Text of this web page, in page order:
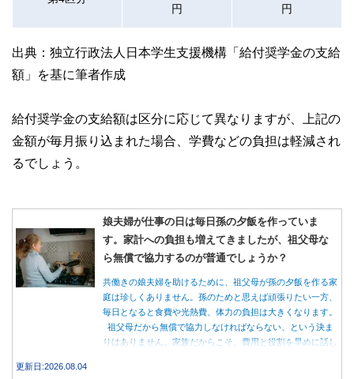
円
円
出典：独立行政法人日本学生支援機構「給付奨学金の支給
額」を基に筆者作成
給付奨学金の支給額は区分に応じて異なりますが、上記の
金額が毎月振り込まれた場合、学費などの負担は軽減され
るでしょう。
娘夫婦が仕事の日は毎日孫の夕飯を作っていま
す。家計への負担も増えてきましたが、祖父母な
ら無償で協力するのが普通でしょうか？
共働きの娘夫婦を助けるために、祖父母が孫の夕飯を作る家
庭は珍しくありません。孫のためと思えば頑張りたい一方、
毎日となると食費や光熱費、体力の負担は大きくなります。
祖父母だから無償で協力しなければならない、という決ま
りはありません。家族だからこそ、費用と役割を早めに話し
更新日:2026.08.04